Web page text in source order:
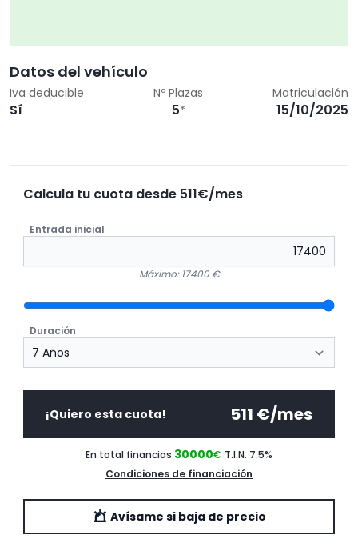
[8G1] Asistente para las luces de carretera
[40V]Llantas de 19" pulgadas 0,00€
[PY2]Exterior S line
[PYC]Paquete Climatización plus 0,00€
[1XX]Volante deportivo de cuero 0,00€
Datos del vehículo
Iva deducible
Sí
Nº Plazas
5*
Matriculación
15/10/2025
Calcula tu cuota desde 511€/mes
Entrada inicial
Máximo: 17400 €
Duración
¡Quiero esta cuota! 511 €/mes
En total financias 30000€ T.I.N. 7.5%
Condiciones de financiación
Avísame si baja de precio